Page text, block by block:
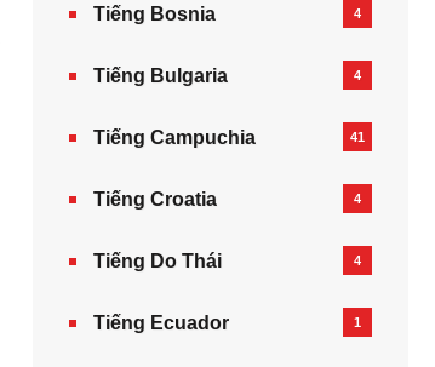
Tiếng Bosnia 4
Tiếng Bulgaria 4
Tiếng Campuchia 41
Tiếng Croatia 4
Tiếng Do Thái 4
Tiếng Ecuador 1